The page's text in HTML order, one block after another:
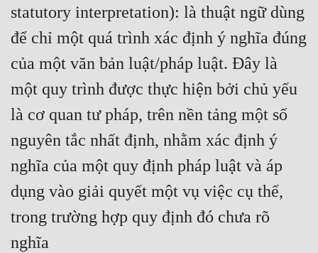
statutory interpretation): là thuật ngữ dùng
để chỉ một quá trình xác định ý nghĩa đúng
của một văn bản luật/pháp luật. Đây là
một quy trình được thực hiện bởi chủ yếu
là cơ quan tư pháp, trên nền tảng một số
nguyên tắc nhất định, nhằm xác định ý
nghĩa của một quy định pháp luật và áp
dụng vào giải quyết một vụ việc cụ thể,
trong trường hợp quy định đó chưa rõ
nghĩa